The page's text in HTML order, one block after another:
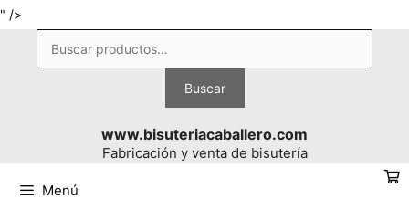
" />
contenido
Buscar
por:
Buscar
www.bisuteriacaballero.com
Fabricación y venta de bisutería
Menú